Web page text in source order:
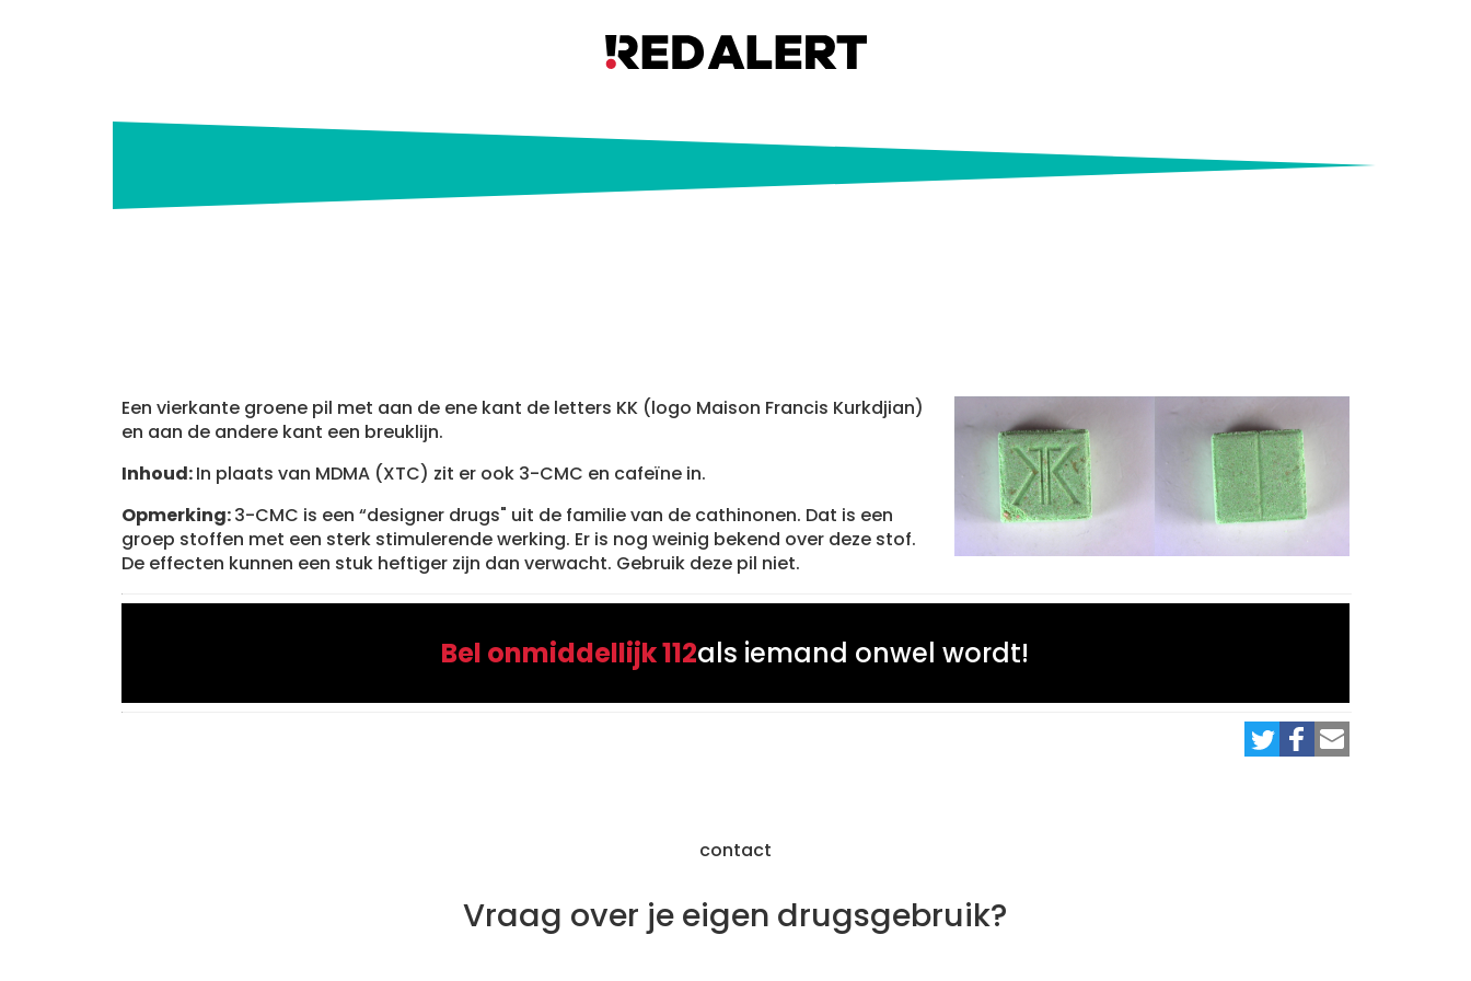
Een vierkante groene pil met aan de ene kant de letters KK (logo Maison Francis Kurkdjian)
en aan de andere kant een breuklijn.
Inhoud:In plaats van MDMA (XTC) zit er ook 3-CMC en cafeïne in.
Opmerking:3-CMC is een “designer drugs" uit de familie van de cathinonen. Dat is een
groep stoffen met een sterk stimulerende werking. Er is nog weinig bekend over deze stof.
De effecten kunnen een stuk heftiger zijn dan verwacht. Gebruik deze pil niet.
Bel onmiddellijk 112als iemand onwel wordt!
contact
Vraag over je eigen drugsgebruik?